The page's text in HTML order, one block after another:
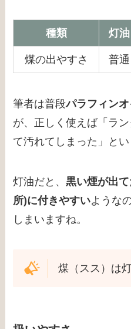
種類 灯油
煤の出やすさ 普通
筆者は普段パラフィン
が、正しく使えば「ラ
て汚れてしまった」と
灯油だと、黒い煙が出
所)に付きやすいような
しまいますね。
煤（スス）は